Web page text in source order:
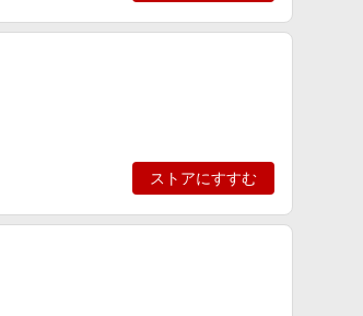
ストアにすすむ